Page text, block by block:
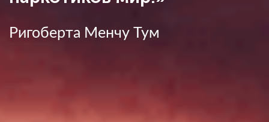
Ригоберта Менчу Тум